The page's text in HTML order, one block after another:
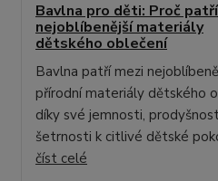
Bavlna pro děti: Proč
nejoblíbenější materiály
dětského oblečení
Bavlna patří mezi
přírodní materiály dětského
díky své jemnosti,
šetrnosti k citlivé dětské
číst celé